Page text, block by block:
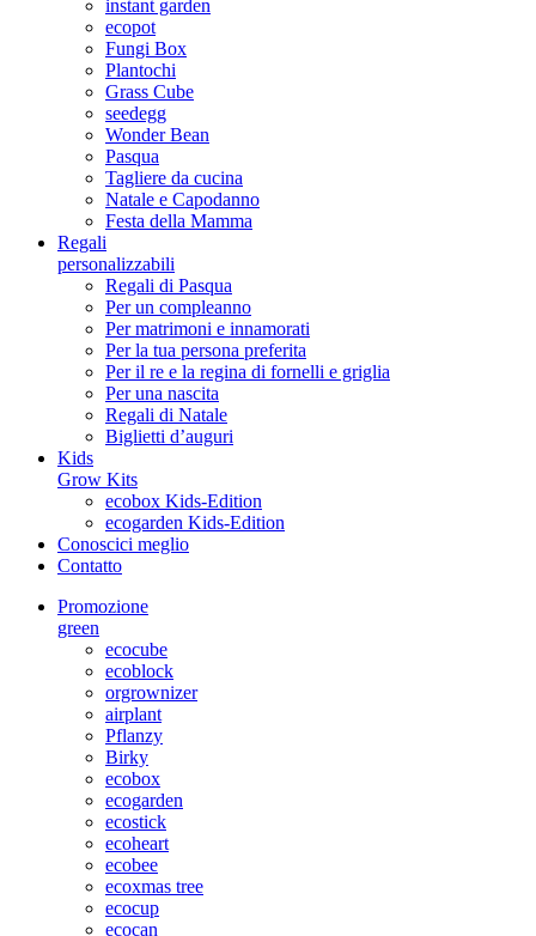
instant garden
ecopot
Fungi Box
Plantochi
Grass Cube
seedegg
Wonder Bean
Pasqua
Tagliere da cucina
Natale e Capodanno
Festa della Mamma
Regali
personalizzabili
Regali di Pasqua
Per un compleanno
Per matrimoni e innamorati
Per la tua persona preferita
Per il re e la regina di fornelli e griglia
Per una nascita
Regali di Natale
Biglietti d’auguri
Kids
Grow Kits
ecobox Kids-Edition
ecogarden Kids-Edition
Conoscici meglio
Contatto
Promozione
green
ecocube
ecoblock
orgrownizer
airplant
Pflanzy
Birky
ecobox
ecogarden
ecostick
ecoheart
ecobee
ecoxmas tree
ecocup
ecocan